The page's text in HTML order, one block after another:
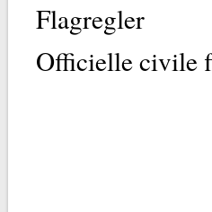
Flagregler
Officielle civile